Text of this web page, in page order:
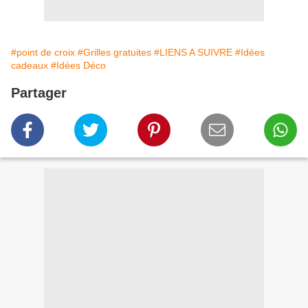
#point de croix #Grilles gratuites #LIENS A SUIVRE #Idées
cadeaux #Idées Déco
Partager